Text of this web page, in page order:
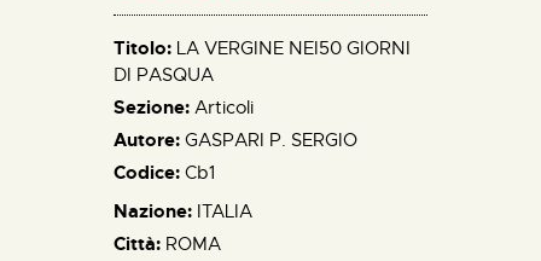
PERCORSI
BIBLIOTECA
ELISA SALERNO
CONTATTI
Titolo: LA VERGINE NEI50 GIORNI
DI PASQUA
Sezione: Articoli
Autore: GASPARI P. SERGIO
Codice: Cb1
Nazione: ITALIA
Città: ROMA